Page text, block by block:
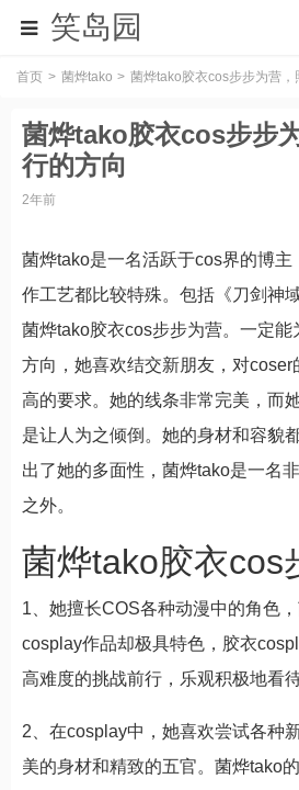
笑岛园
首页 菌烨tako 菌烨tako胶衣cos步步为营，
菌烨tako胶衣cos步步
行的方向
2年前
菌烨tako是一名活跃于cos界的博主
作工艺都比较特殊。包括《刀剑神
菌烨tako胶衣cos步步为营。一定能
方向，她喜欢结交新朋友，对coser
高的要求。她的线条非常完美，而
是让人为之倾倒。她的身材和容貌
出了她的多面性，菌烨tako是一名
之外。
菌烨tako胶衣cos
1、她擅长COS各种动漫中的角色
cosplay作品却极具特色，胶衣
高难度的挑战前行，乐观积极地看待
2、在cosplay中，她喜欢尝试各种
美的身材和精致的五官。菌烨tako